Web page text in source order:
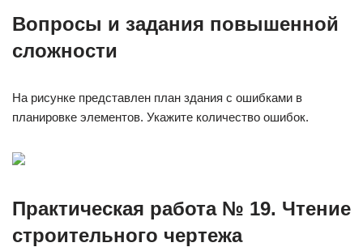
Вопросы и задания повышенной
сложности
На рисунке представлен план здания с ошибками в
планировке элементов. Укажите количество ошибок.
Практическая работа № 19. Чтение
строительного чертежа